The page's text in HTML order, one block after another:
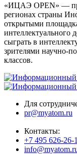
«ИЦАЭ OPEN» —
регионах страны
открытыми
интеллектуального
сыграть в
зрителями научно-
классов.
Для
pr@myatom.ru
Контакты:
+7 495 626-26-